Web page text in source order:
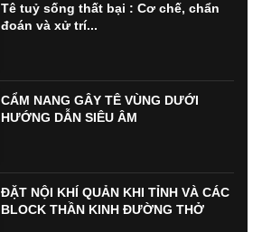
Tê tuỷ sống thất bại : Cơ chế, chẩn
đoán và xử trí...
CẨM NANG GÂY TÊ VÙNG DƯỚI
HƯỚNG DẪN SIÊU ÂM
ĐẶT NỘI KHÍ QUẢN KHI TỈNH VÀ CÁC
BLOCK THẦN KINH ĐƯỜNG THỞ